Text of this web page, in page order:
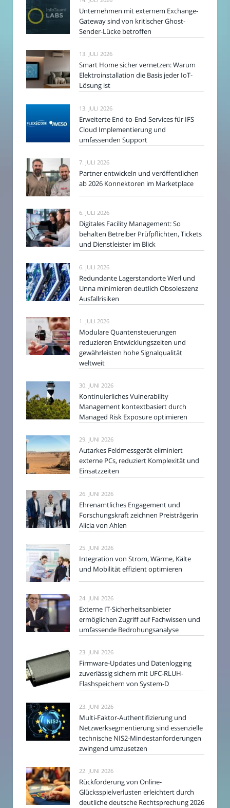
Unternehmen mit externem Exchange-
Gateway sind von kritischer Ghost-
Sender-Lücke betroffen
13. JULI 2026
Smart Home sicher vernetzen: Warum
Elektroinstallation die Basis jeder IoT-
Lösung ist
13. JULI 2026
Erweiterte End-to-End-Services für IFS
Cloud Implementierung und
umfassenden Support
7. JULI 2026
Partner entwickeln und veröffentlichen
ab 2026 Konnektoren im Marketplace
6. JULI 2026
Digitales Facility Management: So
behalten Betreiber Prüfpflichten, Tickets
und Dienstleister im Blick
6. JULI 2026
Redundante Lagerstandorte Werl und
Unna minimieren deutlich Obsoleszenz
Ausfallrisiken
1. JULI 2026
Modulare Quantensteuerungen
reduzieren Entwicklungszeiten und
gewährleisten hohe Signalqualität
weltweit
30. JUNI 2026
Kontinuierliches Vulnerability
Management kontextbasiert durch
Managed Risk Exposure optimieren
29. JUNI 2026
Autarkes Feldmessgerät eliminiert
externe PCs, reduziert Komplexität und
Einsatzzeiten
26. JUNI 2026
Ehrenamtliches Engagement und
Forschungskraft zeichnen Preisträgerin
Alicia von Ahlen
25. JUNI 2026
Integration von Strom, Wärme, Kälte
und Mobilität effizient optimieren
24. JUNI 2026
Externe IT-Sicherheitsanbieter
ermöglichen Zugriff auf Fachwissen und
umfassende Bedrohungsanalyse
23. JUNI 2026
Firmware-Updates und Datenlogging
zuverlässig sichern mit UFC-RLUH-
Flashspeichern von System-D
23. JUNI 2026
Multi-Faktor-Authentifizierung und
Netzwerksegmentierung sind essenzielle
technische NIS2-Mindestanforderungen
zwingend umzusetzen
22. JUNI 2026
Rückforderung von Online-
Glücksspielverlusten erleichtert durch
deutliche deutsche Rechtsprechung 2026